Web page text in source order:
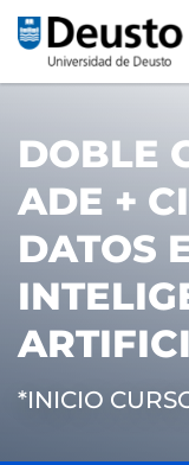
DOBLE
ADE +
DATOS
*INICIO